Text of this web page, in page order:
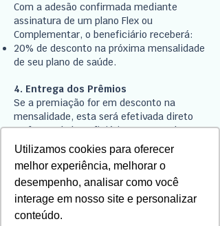
Utilizamos cookies para oferecer
melhor experiência, melhorar o
desempenho, analisar como você
interage em nosso site e personalizar
conteúdo.
Com a adesão confirmada mediante
assinatura de um plano Flex ou
Complementar, o beneficiário receberá:
20% de desconto na próxima mensalidade
de seu plano de saúde.
4. Entrega dos Prêmios
Se a premiação for em desconto na
mensalidade, esta será efetivada direto
na fatura do beneficiário. Em caso de
premiação de um brinde, será agendada
da entrega via WhatsApp.
Os brindes também poderão ser retirados
nos seguintes endereços:
Rua Jerônimo Coelho, 212 – Centro, Porto
Alegre